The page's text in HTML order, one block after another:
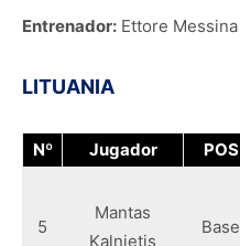
Entrenador: Ettore Messina
LITUANIA
Nº Jugador POS
5
Mantas
Kalnietis
Base